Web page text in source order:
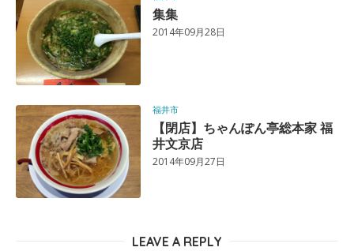
集集
2014年09月28日
福井市
【閉店】ちゃんぽん亭総本家 福
井文京店
2014年09月27日
LEAVE A REPLY